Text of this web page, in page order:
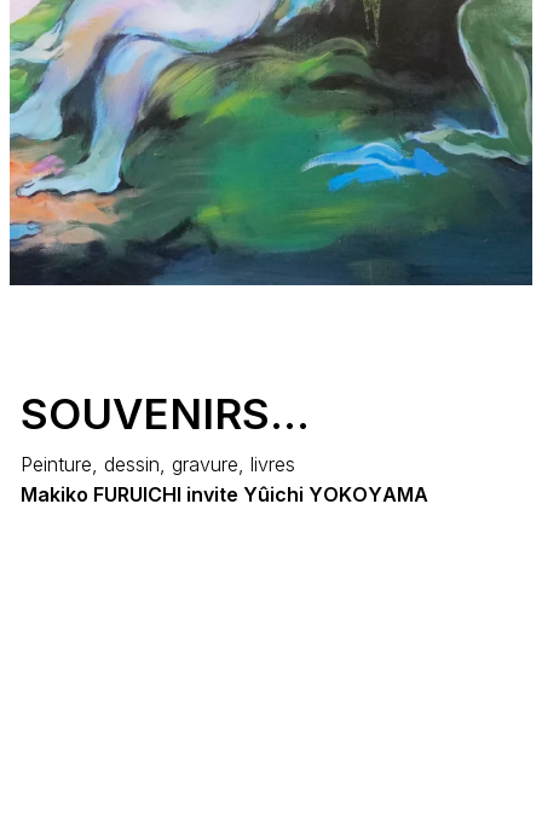
SOUVENIRS...
Peinture, dessin, gravure, livres
Makiko FURUICHI invite Yûichi YOKOYAMA